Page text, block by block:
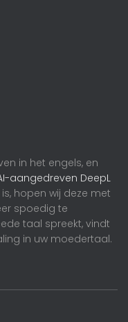
in het engels, en
aangedreven DeepL
hopen wij deze met
spoedig te
taal spreekt, vindt
in uw moedertaal.